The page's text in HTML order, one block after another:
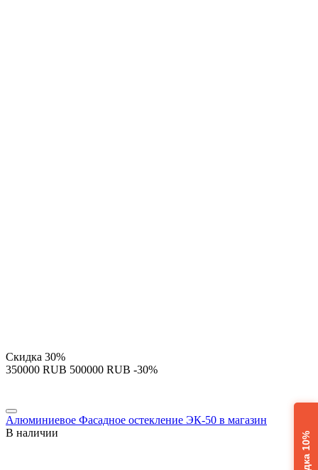
Скидка 30%
‍350000‍ RUB ‍500000‍ RUB -30%
Алюминиевое Фасадное остекление ЭК-50 в магазин
В наличии